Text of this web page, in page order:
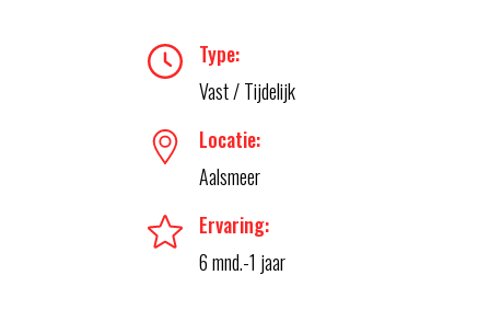
Type:
Vast / Tijdelijk
Locatie:
Aalsmeer
Ervaring:
6 mnd.-1 jaar